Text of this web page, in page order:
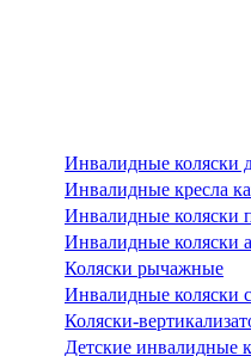
Инвалидные коляски
Инвалидные кресла
Инвалидные коляски
Инвалидные коляски
Коляски рычажные
Инвалидные коляски
Коляски-
Детские инвалидные